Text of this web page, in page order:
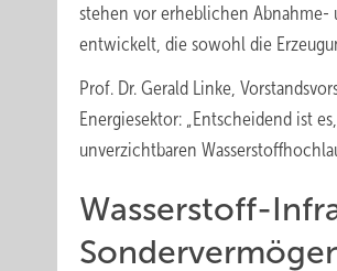
stehen vor erheblichen Abnahme-
entwickelt, die sowohl die
Prof. Dr. Gerald Linke,
Energiesektor: „Entscheidend ist
unverzichtbaren
Wasserstoff-